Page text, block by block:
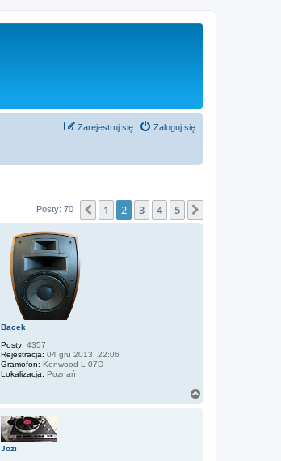
Zaloguj się
Zarejestruj się
Posty: 70 Poprzednia
1 2 3 4 5
Bacek
Posty: 4357
Rejestracja: 04 gru 2013, 22:06
Gramofon: Kenwood L-07D
Lokalizacja: Poznań
Jozi